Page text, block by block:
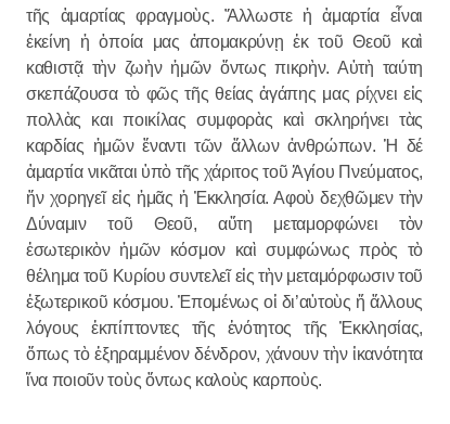
τῆς ἁμαρτίας φραγμοὺς. Ἄλλωστε ἡ ἁμαρτία εἶναι
ἐκείνη ἠ ὁποία μας ἀπομακρύνῃ ἐκ τοῦ Θεοῦ καὶ
καθιστᾷ τὴν ζωὴν ἡμῶν ὄντως πικρὴν. Αὐτὴ ταύτη
σκεπάζουσα τὸ φῶς τῆς θείας ἀγάπης μας ρίχνει εἰς
πολλὰς και ποικίλας συμφορὰς καὶ σκληρήνει τὰς
καρδίας ἡμῶν ἔναντι τῶν ἄλλων ἀνθρώπων. Ἡ δέ
ἁμαρτία νικᾶται ὑπὸ τῆς χάριτος τοῦ Ἁγίου Πνεύματος,
ἥν χορηγεῖ εἰς ἡμᾶς ἡ Ἐκκλησία. Αφοὺ δεχθῶμεν τὴν
Δύναμιν τοῦ Θεοῦ, αὕτη μεταμορφώνει τὸν
ἐσωτερικὸν ἡμῶν κόσμον καὶ συμφώνως πρὸς τὸ
θέλημα τοῦ Κυρίου συντελεῖ εἰς τὴν μεταμόρφωσιν τοῦ
ἐξωτερικοῦ κόσμου. Ἐπομένως οἱ δι’αὐτοὺς ἤ ἄλλους
λόγους ἐκπίπτοντες τῆς ἑνότητος τῆς Ἐκκλησίας,
ὅπως τὸ ἐξηραμμένον δένδρον, χάνουν τὴν ἰκανότητα
ἵνα ποιοῦν τοὺς ὄντως καλοὺς καρποὺς.